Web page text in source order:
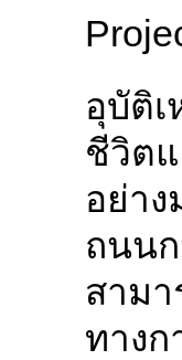
อุบัติ
ชีวิต
อย่า
ถนน
สาม
ทาง